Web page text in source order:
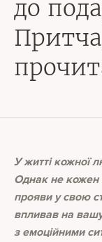
до
У житті кожної
Однак не кожен
прояви у свою
впливав на вашу
з емоційними